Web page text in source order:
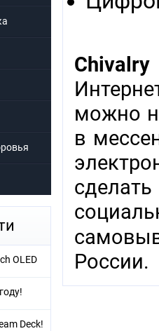
можно
в
России.
OLED
Deck!